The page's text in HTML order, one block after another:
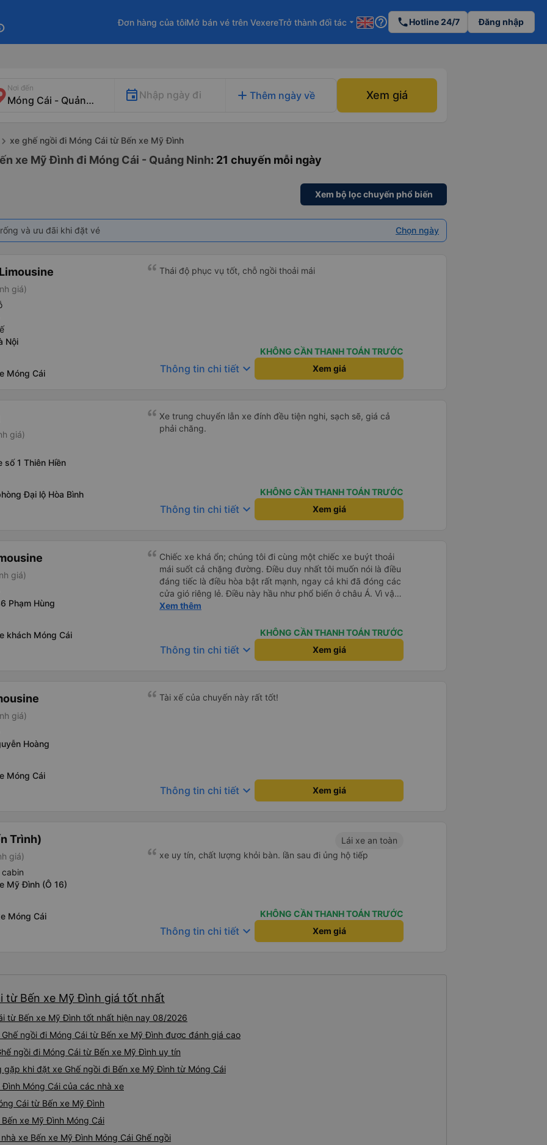
Đơn hàng của tôiMở bán vé trên VexereTrở thành đối tác arrow_drop_down help_outline phoneHotline 24/7 Đăng nhập
Nơi đến
Nhập ngày đi add Thêm ngày về Xem giá
xe ghế ngồi đi Móng Cái từ Bến xe Mỹ Đình
xe Mỹ Đình đi Móng Cái - Quảng Ninh: 21 chuyến mỗi ngày
Xem bộ lọc chuyến phổ biến
và ưu đãi khi đặt vé Chọn ngày
giá)
Nội
Móng Cái
Thái độ phục vụ tốt, chỗ ngồi thoải mái
KHÔNG CẦN THANH TOÁN TRƯỚC
Thông tin chi tiết keyboard_arrow_down Xem giá
giá)
số 1 Thiên Hiền
Đại lộ Hòa Bình
Xe trung chuyển lẫn xe đính đều tiện nghi, sạch sẽ, giá cả
phải chăng.
KHÔNG CẦN THANH TOÁN TRƯỚC
Thông tin chi tiết keyboard_arrow_down Xem giá
giá)
Phạm Hùng
khách Móng Cái
Chiếc xe khá ổn; chúng tôi đi cùng một chiếc xe buýt thoải
mái suốt cả chặng đường. Điều duy nhất tôi muốn nói là điều
đáng tiếc là điều hòa bật rất mạnh, ngay cả khi đã đóng các
cửa gió riêng lẻ. Điều này hầu như phổ biến ở châu Á. Vì vậy,
hãy mang theo quần áo ấm hoặc thứ gì đó để che chắn.
Xem thêm
KHÔNG CẦN THANH TOÁN TRƯỚC
Thông tin chi tiết keyboard_arrow_down Xem giá
giá)
Hoàng
Móng Cái
Tài xế của chuyến này rất tốt!
Thông tin chi tiết keyboard_arrow_down Xem giá
Trình)
giá)
cabin
Mỹ Đình (Ô 16)
Móng Cái
Lái xe an toàn
xe uy tín, chất lượng khỏi bàn. lần sau đi ủng hộ tiếp
KHÔNG CẦN THANH TOÁN TRƯỚC
Thông tin chi tiết keyboard_arrow_down Xem giá
từ Bến xe Mỹ Đình giá tốt nhất
từ Bến xe Mỹ Đình tốt nhất hiện nay 08/2026
Ghế ngồi đi Móng Cái từ Bến xe Mỹ Đình được đánh giá cao
ngồi đi Móng Cái từ Bến xe Mỹ Đình uy tín
khi đặt xe Ghế ngồi đi Bến xe Mỹ Đình từ Móng Cái
Móng Cái của các nhà xe
Cái từ Bến xe Mỹ Đình
xe Mỹ Đình Móng Cái
xe Bến xe Mỹ Đình Móng Cái Ghế ngồi